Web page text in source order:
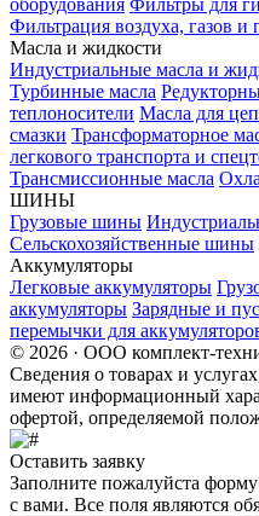
Фильтрация воздуха, газов и
Масла и жидкости
Индустриальные масла и
Турбинные масла
теплоносители Масла для
смазки Трансформаторное
легкового транспорта и
Трансмиссионные масла
ШИНЫ
Грузовые шины
Сельскохозяйственные шины
Аккумуляторы
Легковые аккумуляторы
аккумуляторы Зарядные и
перемычки для
© 2026 · ООО комплект-
Сведения о товарах и
имеют информационный
офертой, определяемой
Оставить заявку
Заполните пожалуйста
с вами. Все поля являются